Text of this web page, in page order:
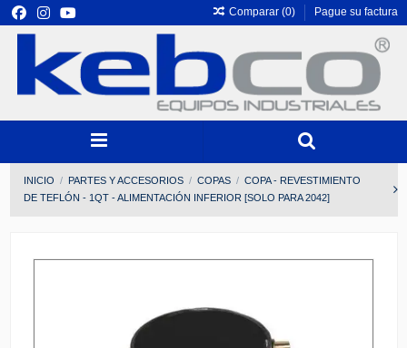
Comparar (0) Pague su factura
INICIO PARTES Y ACCESORIOS COPAS
COPA - REVESTIMIENTO
DE TEFLÓN - 1QT - ALIMENTACIÓN INFERIOR [SOLO PARA 2042]